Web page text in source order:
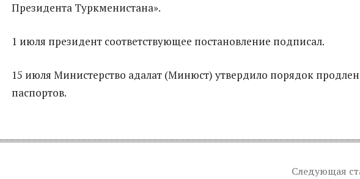
Президента Туркменистана».
1 июля президент соответствующее постановление подписал.
15 июля Министерство адалат (Минюст) утвердило порядок
паспортов.
Следующая